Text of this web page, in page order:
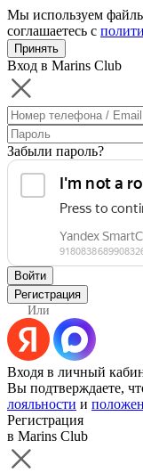
Мы используем
соглашаетесь с
Принять
Вход в Marins Club
Забыли пароль?
Войти
Регистрация
Или
Входя в личный
Вы подтверждаете,
лояльности и
Регистрация
в Marins Club